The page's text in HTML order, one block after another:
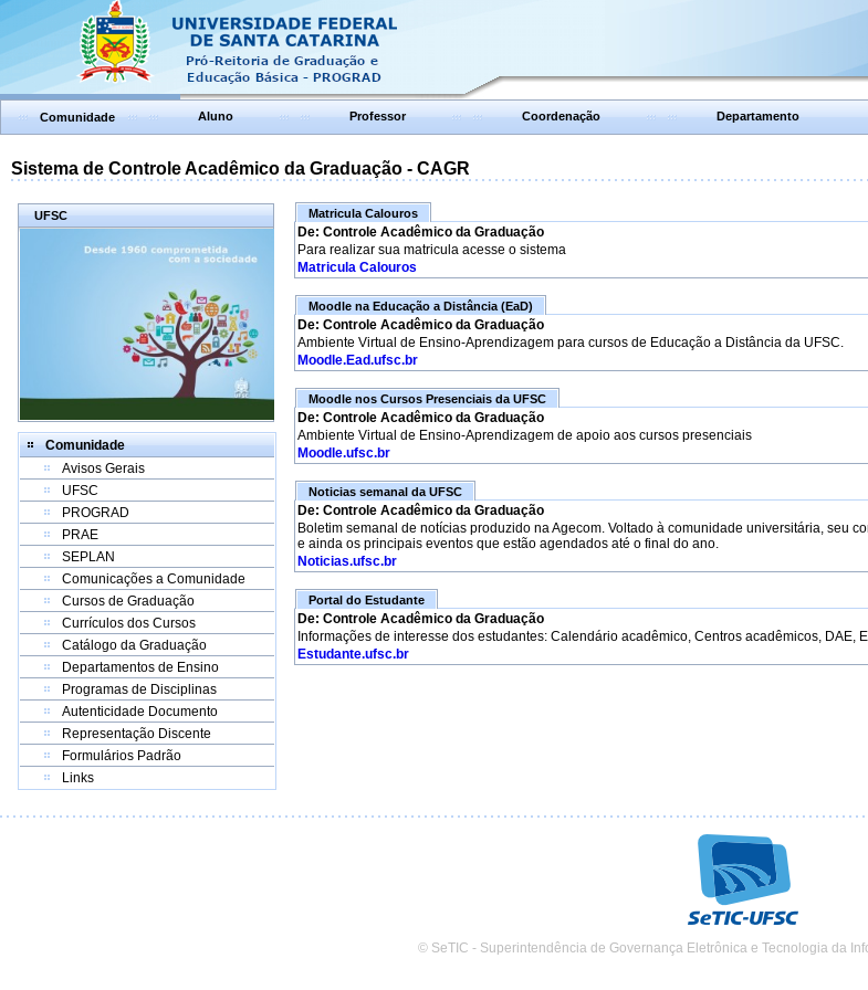
Comunidade Aluno Professor Coordenação Departamento
Sistema de Controle Acadêmico da Graduação - CAGR
UFSC
Comunidade
Avisos Gerais
UFSC
PROGRAD
PRAE
SEPLAN
Comunicações a Comunidade
Cursos de Graduação
Currículos dos Cursos
Catálogo da Graduação
Departamentos de Ensino
Programas de Disciplinas
Autenticidade Documento
Representação Discente
Formulários Padrão
Links
Matricula Calouros
De: Controle Acadêmico da Graduação
Para realizar sua matricula acesse o sistema
Matricula Calouros
Moodle na Educação a Distância (EaD)
De: Controle Acadêmico da Graduação
Ambiente Virtual de Ensino-Aprendizagem para cursos de Educação a Distância da UFSC.
Moodle.Ead.ufsc.br
Moodle nos Cursos Presenciais da UFSC
De: Controle Acadêmico da Graduação
Ambiente Virtual de Ensino-Aprendizagem de apoio aos cursos presenciais
Moodle.ufsc.br
Noticias semanal da UFSC
De: Controle Acadêmico da Graduação
Boletim semanal de notícias produzido na Agecom. Voltado à comunidade universitária, seu
e ainda os principais eventos que estão agendados até o final do ano.
Noticias.ufsc.br
Portal do Estudante
De: Controle Acadêmico da Graduação
Informações de interesse dos estudantes: Calendário acadêmico, Centros acadêmicos, DAE,
Estudante.ufsc.br
© SeTIC - Superintendência de Governança Eletrônica e Tecnologia da